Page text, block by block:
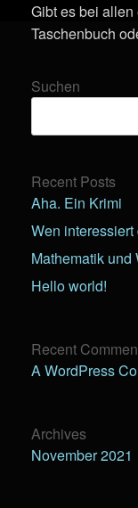
Gibt es bei
Taschenbuch
Suchen
Recent Posts
Aha. Ein Krimi
Wen
Mathematik und
Hello world!
Recent
A WordPress
Archives
November 2021